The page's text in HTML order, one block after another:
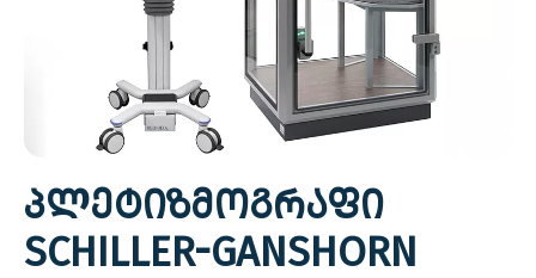
ᲞᲚᲔᲢᲘᲖᲛᲝᲒᲠᲐᲤᲘ
SCHILLER-GANSHORN